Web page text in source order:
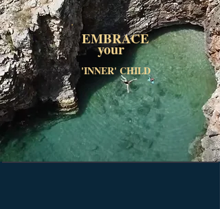
your
EMBRACE
'INNER' CHILD